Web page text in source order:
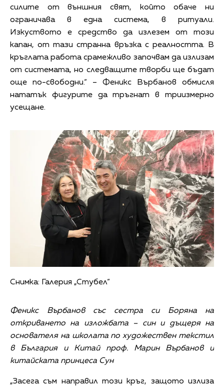
силите от външния свят, който обаче ни
ограничава в една система, в ритуали.
Изкуството е средство да излезем от този
капан, от тази странна връзка с реалността. В
кръглата работа срамежливо започвам да излизам
от системата, но следващите творби ще бъдат
още по-свободни.“ – Феникс Върбанов обмисля
нататък фигурите да тръгнат в триизмерно
усещане.
Снимка: Галерия „Стубел“
Феникс Върбанов със сестра си Боряна на
откриването на изложбата – син и дъщеря на
основателя на школата по художествен текстил
в България и Китай проф. Марин Върбанов и
китайската принцеса Сун
„Засега съм направил този кръг, защото излиза